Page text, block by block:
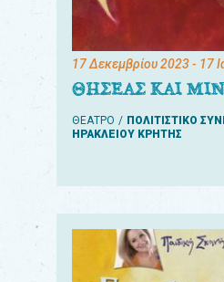
17 Δεκεμβρίου 2023- 17
ΘΗΣΕΑΣ ΚΑΙ
ΘΕΑΤΡΟ
ΠΟΛΙΤΙΣΤΙΚΟ
ΗΡΑΚΛΕΙΟΥ ΚΡΗΤΗΣ